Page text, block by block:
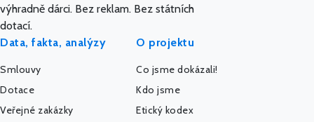
výhradně dárci. Bez reklam. Bez státních
dotací.
Data, fakta, analýzy
Smlouvy
Dotace
Veřejné zakázky
O projektu
Co jsme dokázali!
Kdo jsme
Etický kodex